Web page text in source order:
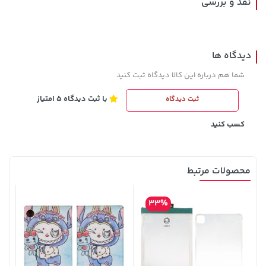
165,900
خرید
دیدگاه ها
شما هم درباره این کالا دیدگاه ثبت کنید
ثبت دیدگاه با ثبت دیدگاه 5 امتیاز
کسب کنید
محصولات مرتبط
33%